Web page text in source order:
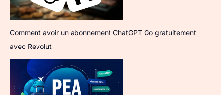
Comment avoir un abonnement ChatGPT Go gratuitement
avec Revolut